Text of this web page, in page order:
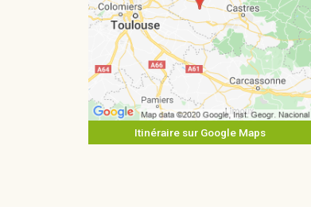
Itinéraire sur Google Maps